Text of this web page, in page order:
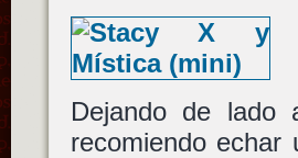
Dejando de lado
recomiendo